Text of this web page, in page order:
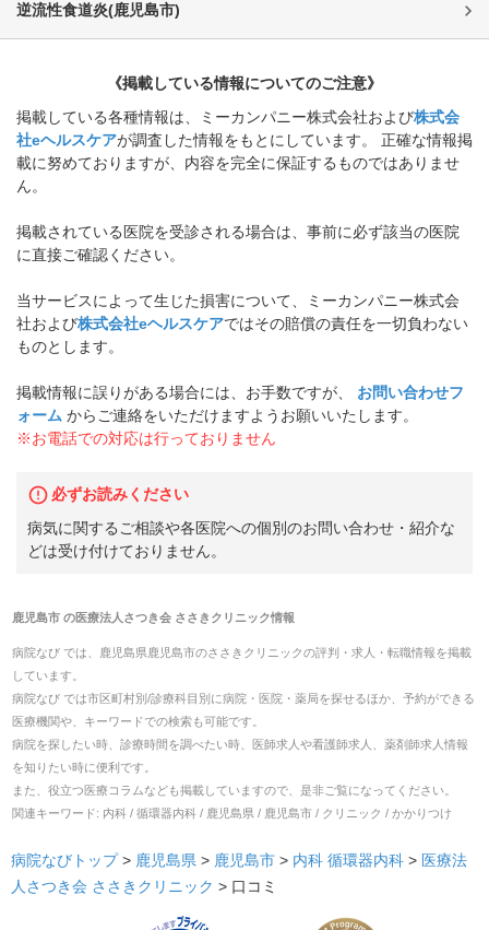
逆流性食道炎(鹿児島市)
《掲載している情報についてのご注意》
掲載している各種情報は、ミーカンパニー株式会社および株式会
社eヘルスケアが調査した情報をもとにしています。 正確な情報掲
載に努めておりますが、内容を完全に保証するものではありませ
ん。
掲載されている医院を受診される場合は、事前に必ず該当の医院
に直接ご確認ください。
当サービスによって生じた損害について、ミーカンパニー株式会
社および株式会社eヘルスケアではその賠償の責任を一切負わない
ものとします。
掲載情報に誤りがある場合には、お手数ですが、
お問い合わせフ
ォーム からご連絡をいただけますようお願いいたします。
※お電話での対応は行っておりません
必ずお読みください
病気に関するご相談や各医院への個別のお問い合わせ・紹介な
どは受け付けておりません。
鹿児島市の医療法人さつき会 ささきクリニック情報
病院なび では、 鹿児島県鹿児島市のささきクリニックの評判・求人・転職情報を掲載
しています。
病院なび では市区町村別/診療科目別に病院・医院・薬局を探せるほか、予約ができる
医療機関や、キーワードでの検索も可能です。
病院を探したい時、診療時間を調べたい時、医師求人や看護師求人、薬剤師求人情報
を知りたい時に便利です。
また、役立つ医療コラムなども掲載していますので、是非ご覧になってください。
関連キーワード: 内科 / 循環器内科 / 鹿児島県 / 鹿児島市 / クリニック / かかりつけ
病院なびトップ > 鹿児島県 > 鹿児島市 > 内科 循環器内科 > 医療法
人さつき会 ささきクリニック > 口コミ